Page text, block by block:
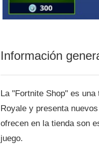
Información
La "Fortnite Shop" es
Royale y presenta
ofrecen en la tienda son
juego.